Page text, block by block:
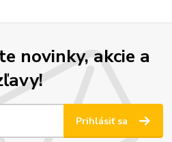
novinky, akcie a
Prihlásiť sa